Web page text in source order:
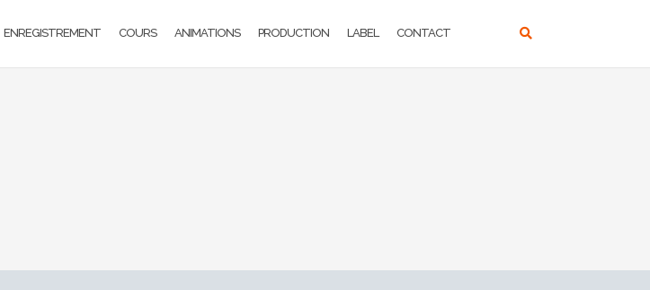
ENREGISTREMENT COURS ANIMATIONS PRODUCTION LABEL CONTACT